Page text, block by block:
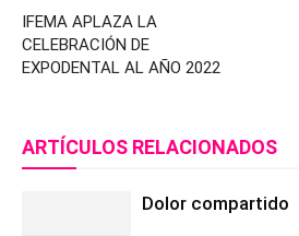
IFEMA APLAZA LA
CELEBRACIÓN DE
EXPODENTAL AL AÑO 2022
ARTÍCULOS RELACIONADOS
Dolor compartido